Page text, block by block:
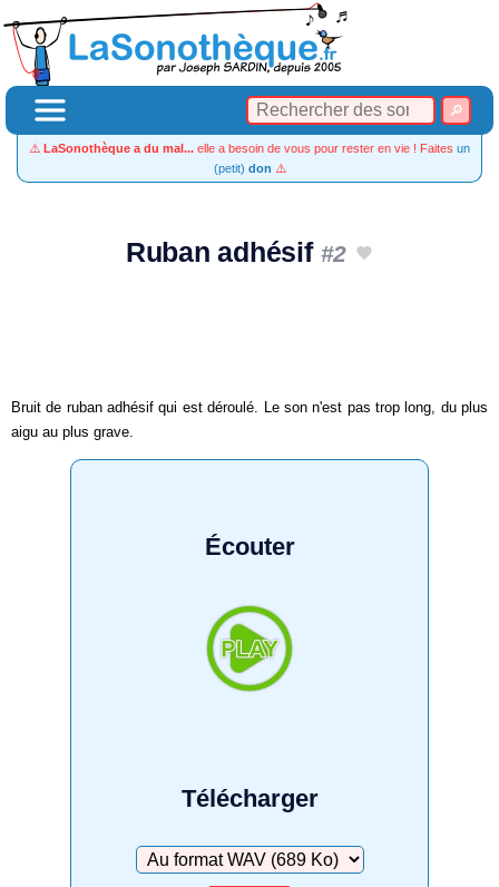
⚠️ LaSonothèque a du mal... elle a besoin de vous pour rester en vie ! Faites un
(petit) don ⚠️
Ruban adhésif #2
Bruit de ruban adhésif qui est déroulé. Le son n'est pas trop long, du plus
aigu au plus grave.
Écouter
Télécharger
Télécharger